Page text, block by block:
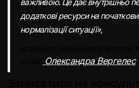
важливою. Це дає внутрішньо
додаткові ресурси на
нормалізації ситуації»,
Олександра Вергелес.